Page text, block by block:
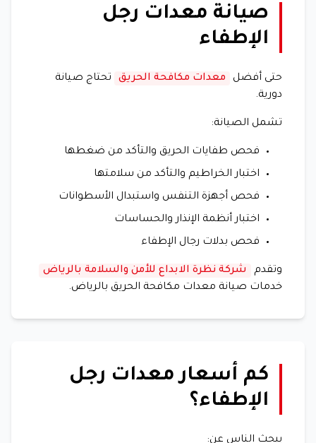
صيانة معدات رجل
الإطفاء
حتى أفضل معدات مكافحة الحريق
تحتاج صيانة
دورية.
تشمل الصيانة:
فحص طفايات الحريق والتأكد من ضغطها
اختبار الخراطيم والتأكد من سلامتها
فحص أجهزة التنفس واستبدال الأسطوانات
اختبار أنظمة الإنذار والحساسات
فحص بدلات رجال الإطفاء
وتقدم
شركة نظرة الابداع للأمن والسلامة بالرياض
خدمات صيانة معدات مكافحة الحريق بالرياض.
كم أسعار معدات رجل
الإطفاء؟
يبحث الناس عن: